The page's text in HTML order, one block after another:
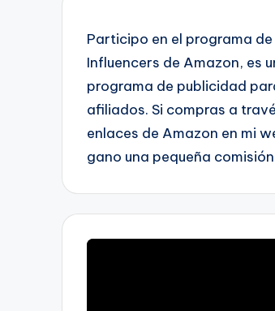
Participo en el programa de
Influencers de Amazon, es
programa de publicidad
afiliados. Si compras a
enlaces de Amazon en mi
gano una pequeña